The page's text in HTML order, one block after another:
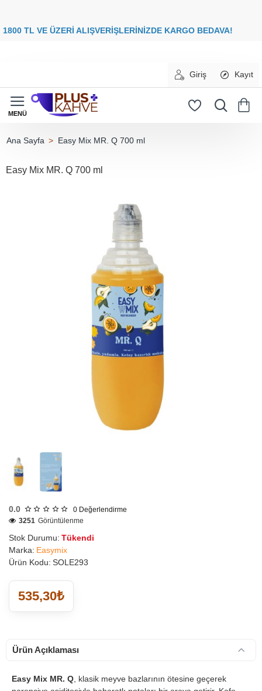
00 TL VE ÜZERİ ALIŞVERİŞLERİNİZDE KARGO
Giriş Kayıt
Easy Mix MR. Q 700 ml
Easy Mix MR. Q 700 ml
0.0 0 Değerlendirme
Stok Durumu: Tükendi
Marka: Easymix
Ürün Kodu: SOLE293
3251 Görüntülenme
535,30₺
Ürün Açıklaması
Easy Mix MR. Q , klasik meyve bazlarının ötesine geçerek